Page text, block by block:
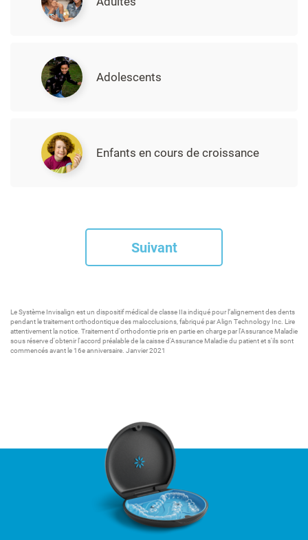
Adolescents
Enfants en cours de croissance
Suivant
Le Système Invisalign est un dispositif médical de classe IIa indiqué pour l’alignement des dents
pendant le traitement orthodontique des malocclusions, fabriqué par Align Technology Inc. Lire
attentivement la notice. Traitement d'orthodontie pris en partie en charge par l'Assurance Maladie
sous réserve d'obtenir l'accord préalable de la caisse d'Assurance Maladie du patient et s'ils sont
commencés avant le 16e anniversaire. Janvier 2021​